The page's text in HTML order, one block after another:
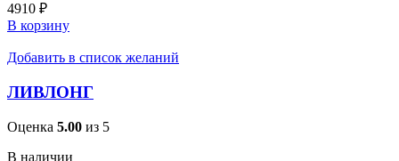
4910 ₽
В корзину
Добавить в список желаний
ЛИВЛОНГ
Оценка 5.00 из 5
В наличии